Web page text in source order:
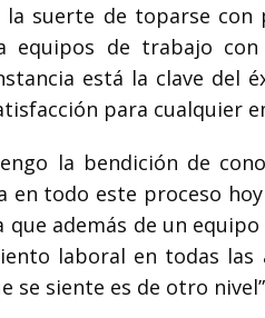
suerte de toparse con
equipos de trabajo con
está la clave del
para cualquier
la bendición de
en todo este proceso
además de un
laboral en todas las
se siente es de otro